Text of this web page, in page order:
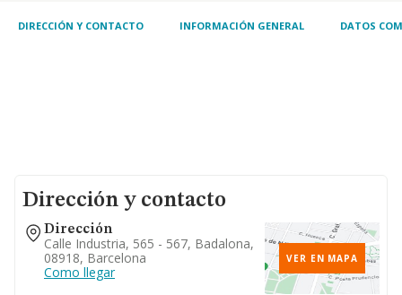
DIRECCIÓN Y CONTACTO INFORMACIÓN GENERAL DATOS
Dirección y contacto
Dirección
Calle Industria, 565 - 567, Badalona,
08918, Barcelona
Como llegar
VER EN MAPA